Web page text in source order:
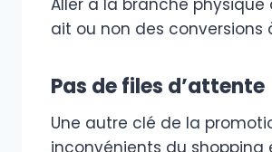
ait ou non des conversions
Pas de files d’attente
Une autre clé de la
inconvénients du shopping